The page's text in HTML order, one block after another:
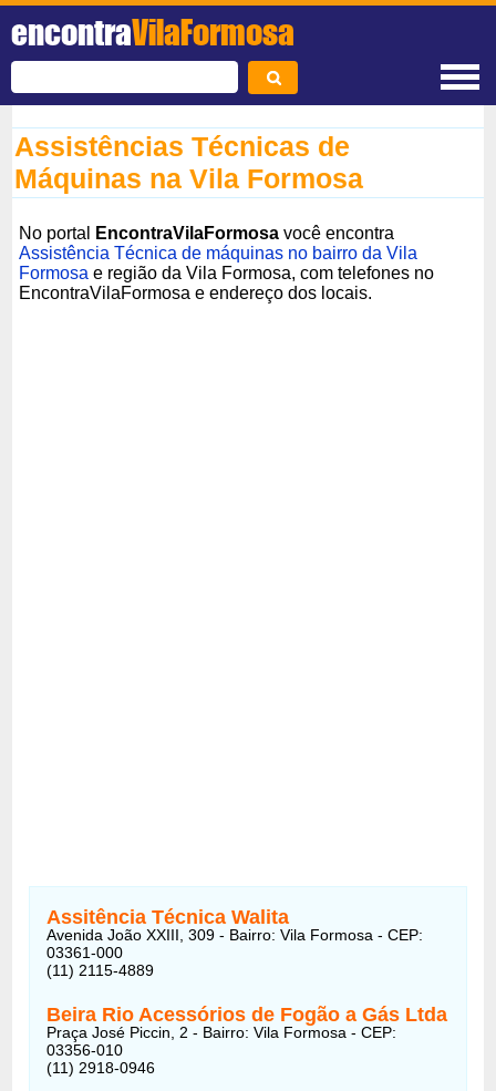
encontraVilaFormosa
Assistências Técnicas de
Máquinas na Vila Formosa
No portal EncontraVilaFormosa você encontra
Assistência Técnica de máquinas no bairro da Vila
Formosa e região da Vila Formosa, com telefones no
EncontraVilaFormosa e endereço dos locais.
Assitência Técnica Walita
Avenida João XXIII, 309 - Bairro: Vila Formosa - CEP:
03361-000
(11) 2115-4889
Beira Rio Acessórios de Fogão a Gás Ltda
Praça José Piccin, 2 - Bairro: Vila Formosa - CEP:
03356-010
(11) 2918-0946